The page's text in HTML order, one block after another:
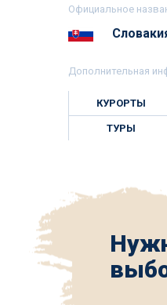
Официальное
Дополнительная
КУРОРТЫ
ТУРЫ